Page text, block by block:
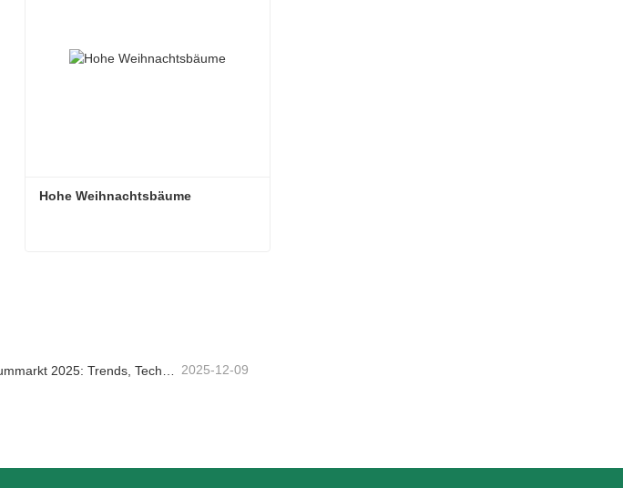
Hohe Weihnachtsbäume
Weihnachtsbaummarkt 2025: Trends, Technologien und Beschaffungsleitfaden für B2B-Einkäufer 2025-12-09